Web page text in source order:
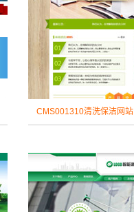
CMS001310清洗保洁网站